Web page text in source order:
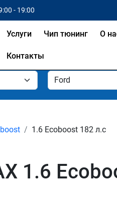
- 19:00
Услуги Чип тюнинг О
Контакты
1.6 Ecoboost 182 л.с
1.6